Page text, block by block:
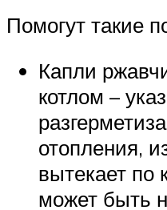
Помогут такие
Капли
котлом –
отопления,
вытекает по
может быть